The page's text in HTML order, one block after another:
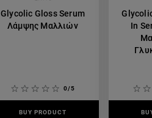
Glycolic Gloss Serum
Λάμψης Μαλλιών
0/5
BUY PRODUCT
In